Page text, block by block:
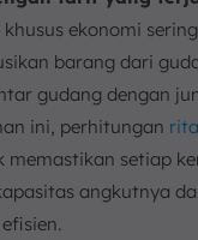
ekonomi
barang dari
gudang dengan
ini, perhitungan
memastikan setiap
angkutnya